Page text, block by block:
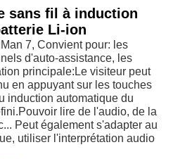
sans fil à induction
Li-ion
7, Convient pour: les
d'auto-assistance, les
principale:Le visiteur peut
en appuyant sur les touches
induction automatique du
lire de l'audio, de la
Peut également s'adapter au
utiliser l'interprétation audio